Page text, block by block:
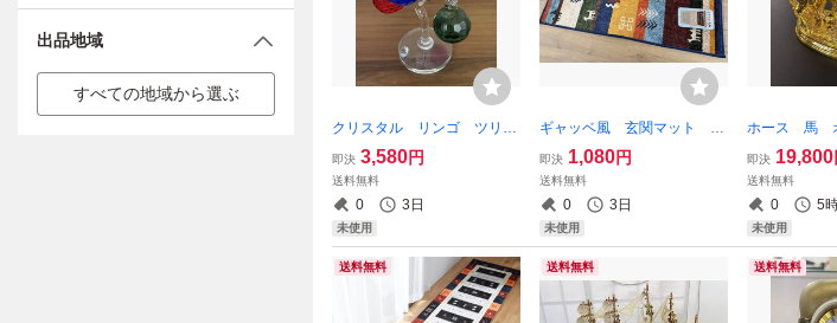
クリスタル リンゴ ツリ
ー オブジェ 置物 キラキ
ラ 宝石 アップル カラフ
ル M プレゼント 金運 運
気 運勢 運 幸運 林檎 幸運
即決 3,580円
送料無料
0 3日
未使用
ギャッベ風 玄関マット カ
ーペット キッチンマット エ
スニック 廊下マット マット
ラグ 60 40 ギャベ 滑り止め
バスマット トイレマット
即決 1,080円
送料無料
0 3日
未使用
ホース 馬
テリア イン
飾 置物 ゴ
金 ツイン
運 開運 競馬
即決 19,800
送料無料
0 5
未使用
送料無料 送料無料 送料無料
出品地域
すべての地域から選ぶ